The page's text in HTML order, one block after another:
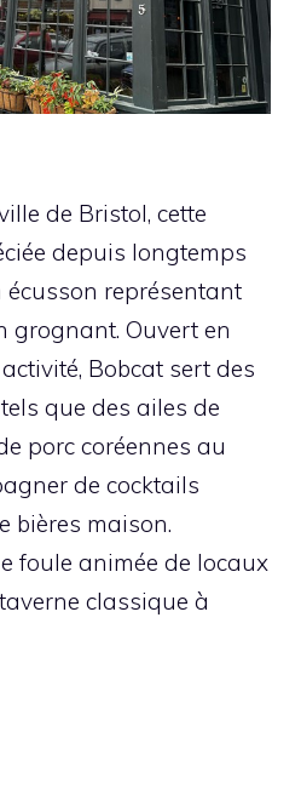
de Bristol, cette
depuis longtemps
représentant
grognant. Ouvert en
Bobcat sert des
que des ailes de
porc coréennes au
de cocktails
bières maison.
foule animée de locaux
classique à